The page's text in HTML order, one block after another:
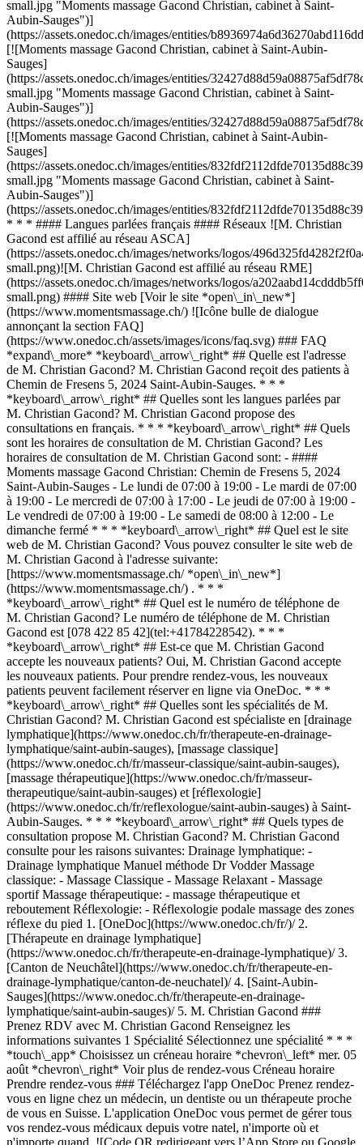
small.jpg "Moments massage Gacond Christian, cabinet à Saint-
Aubin-Sauges")]
(https://assets.onedoc.ch/images/entities/
[![Moments massage Gacond Christian, cabinet à Saint-Aubin-
Sauges]
(https://assets.onedoc.ch/images/entities/
small.jpg "Moments massage Gacond Christian, cabinet à Saint-
Aubin-Sauges")]
(https://assets.onedoc.ch/images/entities/
[![Moments massage Gacond Christian, cabinet à Saint-Aubin-
Sauges]
(https://assets.onedoc.ch/images/entities/
small.jpg "Moments massage Gacond Christian, cabinet à Saint-
Aubin-Sauges")]
(https://assets.onedoc.ch/images/entities/
* * * #### Langues parlées français #### Réseaux ![M. Christian
Gacond est affilié au réseau ASCA]
(https://assets.onedoc.ch/images/networks/logos/
small.png)![M. Christian Gacond est affilié au réseau RME]
(https://assets.onedoc.ch/images/networks/logos/
small.png) #### Site web [Voir le site *open\_in\_new*]
(https://www.momentsmassage.ch/) ![Icône bulle de dialogue
annonçant la section FAQ]
(https://www.onedoc.ch/assets/images/icons/faq.svg) ### FAQ
*expand\_more* *keyboard\_arrow\_right* ## Quelle est l'adresse
de M. Christian Gacond? M. Christian Gacond reçoit des patients à
Chemin de Fresens 5, 2024 Saint-Aubin-Sauges. * * *
*keyboard\_arrow\_right* ## Quelles sont les langues parlées par
M. Christian Gacond? M. Christian Gacond propose des
consultations en français. * * * *keyboard\_arrow\_right* ## Quels
sont les horaires de consultation de M. Christian Gacond? Les
horaires de consultation de M. Christian Gacond sont: - ####
Moments massage Gacond Christian: Chemin de Fresens 5, 2024
Saint-Aubin-Sauges - Le lundi de 07:00 à 19:00 - Le mardi de 07:00
à 19:00 - Le mercredi de 07:00 à 17:00 - Le jeudi de 07:00 à 19:00 -
Le vendredi de 07:00 à 19:00 - Le samedi de 08:00 à 12:00 - Le
dimanche fermé * * * *keyboard\_arrow\_right* ## Quel est le site
web de M. Christian Gacond? Vous pouvez consulter le site web de
M. Christian Gacond à l'adresse suivante:
[https://www.momentsmassage.ch/ *open\_in\_new*]
(https://www.momentsmassage.ch/) . * * *
*keyboard\_arrow\_right* ## Quel est le numéro de téléphone de
M. Christian Gacond? Le numéro de téléphone de M. Christian
Gacond est [078 422 85 42](tel:+41784228542). * * *
*keyboard\_arrow\_right* ## Est-ce que M. Christian Gacond
accepte les nouveaux patients? Oui, M. Christian Gacond accepte
les nouveaux patients. Pour prendre rendez-vous, les nouveaux
patients peuvent facilement réserver en ligne via OneDoc. * * *
*keyboard\_arrow\_right* ## Quelles sont les spécialités de M.
Christian Gacond? M. Christian Gacond est spécialiste en [drainage
lymphatique](https://www.onedoc.ch/fr/therapeute-en-drainage-
lymphatique/saint-aubin-sauges), [massage classique]
(https://www.onedoc.ch/fr/masseur-classique/saint-aubin-sauges),
[massage thérapeutique](https://www.onedoc.ch/fr/masseur-
therapeutique/saint-aubin-sauges) et [réflexologie]
(https://www.onedoc.ch/fr/reflexologue/saint-aubin-sauges) à Saint-
Aubin-Sauges. * * * *keyboard\_arrow\_right* ## Quels types de
consultation propose M. Christian Gacond? M. Christian Gacond
consulte pour les raisons suivantes: Drainage lymphatique: -
Drainage lymphatique Manuel méthode Dr Vodder Massage
classique: - Massage Classique - Massage Relaxant - Massage
sportif Massage thérapeutique: - massage thérapeutique et
reboutement Réflexologie: - Réflexologie podale massage des zones
réflexe du pied 1. [OneDoc](https://www.onedoc.ch/fr/)/ 2. [Thérapeute en drainage lymphatique](https://www.onedoc.ch/fr/therapeute-en-drainage-lymphatique)/ 3. [Canton de Neuchâtel](https://www.onedoc.ch/fr/therapeute-en-drainage-lymphatique/canton-de-neuchatel)/ 4. [Saint-Aubin-Sauges](https://www.onedoc.ch/fr/therapeute-en-drainage-lymphatique/saint-aubin-sauges)/ 5. M. Christian Gacond ### Prenez RDV avec M. Christian Gacond Renseignez les informations suivantes 1 Spécialité Sélectionnez une spécialité * * * *touch\_app* Choisissez un créneau horaire *chevron\_left* mer. 05 août *chevron\_right* Voir plus de rendez-vous Créneau horaire Prendre rendez-vous ### Téléchargez l'app OneDoc Prenez rendez-vous en ligne chez un médecin, un dentiste ou un thérapeute proche de vous en Suisse. L'application OneDoc vous permet de gérer tous vos rendez-vous médicaux depuis votre natel, n'importe où et n'importe quand. ![Code QR redirigeant vers l’App Store ou Google Play pour télécharger l’app OneDoc Patients](https://www.onedoc.ch/assets/images/download-app-qr.jpeg) Scannez le QR code pour télécharger l’application [![Téléchargez notre application sur l'App Store!](https://www.onedoc.ch/assets/images/app-store-badge-fr.svg)](https://apps.apple.com/ch/app/onedoc/id1592376413?l=fr)[![Téléchargez notre application sur le Google Play Store!](https://www.onedoc.ch/assets/images/google-play-badge-fr.png)](https://play.google.com/store/apps/details?id=ch.onedoc.patient&hl=fr-CH) *keyboard\_arrow\_right* ## Spécialités associées [Thérapeute en drainage lymphatique à Lausanne](https://www.onedoc.ch/fr/therapeute-en-drainage-lymphatique/lausanne)[Thérapeute en drainage lymphatique à Vevey](https://www.onedoc.ch/fr/therapeute-en-drainage-lymphatique/vevey)[Thérapeute en drainage lymphatique à Bulle](https://www.onedoc.ch/fr/therapeute-en-drainage-lymphatique/bulle)[Thérapeute en drainage lymphatique à Fribourg](https://www.onedoc.ch/fr/therapeute-en-drainage-lymphatique/fribourg)[Thérapeute en drainage lymphatique à Neuchâtel](https://www.onedoc.ch/fr/therapeute-en-drainage-lymphatique/neuchatel)[Thérapeute en drainage lymphatique à Morges](https://www.onedoc.ch/fr/therapeute-en-drainage-lymphatique/morges)[Thérapeute en drainage lymphatique à Châtel-Saint-Denis](https://www.onedoc.ch/fr/therapeute-en-drainage-lymphatique/chatel-saint-denis)[Thérapeute en drainage lymphatique à La Tour-de-Peilz](https://www.onedoc.ch/fr/therapeute-en-drainage-lymphatique/la-tour-de-peilz)[Thérapeute en drainage lymphatique à Lutry](https://www.onedoc.ch/fr/therapeute-en-drainage-lymphatique/lutry)[Thérapeute en drainage lymphatique à Yverdon-les-Bains](https://www.onedoc.ch/fr/therapeute-en-drainage-lymphatique/yverdon-les-bains)[Thérapeute en drainage lymphatique à Bienne](https://www.onedoc.ch/fr/therapeute-en-drainage-lymphatique/bienne)[Thérapeute en drainage lymphatique à Estavayer](https://www.onedoc.ch/fr/therapeute-en-drainage-lymphatique/estavayer)[Thérapeute en drainage lymphatique à Epalinges](https://www.onedoc.ch/fr/therapeute-en-drainage-lymphatique/epalinges)[Thérapeute en drainage lymphatique à Crissier](https://www.onedoc.ch/fr/therapeute-en-drainage-lymphatique/crissier)[Thérapeute en drainage lymphatique à Bussigny](https://www.onedoc.ch/fr/therapeute-en-drainage-lymphatique/bussigny)[Thérapeute en drainage lymphatique à La Grande Béroche](https://www.onedoc.ch/fr/therapeute-en-drainage-lymphatique/la-grande-beroche)[Thérapeute en drainage lymphatique à Blonay - Saint-Légier](https://www.onedoc.ch/fr/therapeute-en-drainage-lymphatique/blonay-saint-legier)[Thérapeute en drainage lymphatique à Orbe](https://www.onedoc.ch/fr/therapeute-en-drainage-lymphatique/orbe)[Thérapeute en drainage lymphatique à La Chaux-de-Fonds](https://www.onedoc.ch/fr/therapeute-en-drainage-lymphatique/la-chaux-de-fonds)[Thérapeute en drainage lymphatique à Farvagny](https://www.onedoc.ch/fr/therapeute-en-drainage-lymphatique/farvagny)[Thérapeute en drainage lymphatique à Echallens](https://www.onedoc.ch/fr/therapeute-en-drainage-lymphatique/echallens) *keyboard\_arrow\_right* ## Recherches fréquentes [Physiothérapeute à Lausanne](https://www.onedoc.ch/fr/physiotherapeute/lausanne)[Psychologue à Lausanne](https://www.onedoc.ch/fr/psychologue/lausanne)[Ostéopathe à Lausanne](https://www.onedoc.ch/fr/osteopathe/lausanne)[Masseur classique à Lausanne](https://www.onedoc.ch/fr/masseur-classique/lausanne)[Médecin généraliste à Lausanne](https://www.onedoc.ch/fr/medecin-generaliste/lausanne)[Thérapeute en drainage lymphatique à Lausanne](https://www.onedoc.ch/fr/therapeute-en-drainage-lymphatique/lausanne)[Réflexologue à Lausanne](https://www.onedoc.ch/fr/reflexologue/lausanne)[Médecin-dentiste à Lausanne](https://www.onedoc.ch/fr/medecin-dentiste/lausanne)[Ophtalmologue à Lausanne](https://www.onedoc.ch/fr/ophtalmologue/lausanne)[Acupuncteur à Lausanne](https://www.onedoc.ch/fr/acupuncteur/lausanne)[Masseur thérapeutique à Lausanne](https://www.onedoc.ch/fr/masseur-therapeutique/lausanne)[Thérapeute en hypnose à Lausanne](https://www.onedoc.ch/fr/therapeute-en-hypnose/lausanne)[Thérapeute en nutrition MCO à Lausanne](https://www.onedoc.ch/fr/therapeute-en-nutrition-mco/lausanne)[Ostéopathe à Fribourg](https://www.onedoc.ch/fr/osteopathe/fribourg)[Naturopathe MCO/TEN à Lausanne](https://www.onedoc.ch/fr/naturopathe-mco-ten/lausanne)[Gynécologue obstétricien à Lausanne](https://www.onedoc.ch/fr/gynecologue-obstetricien/lausanne)[Physiothérapeute du sport à Lausanne](https://www.onedoc.ch/fr/physiotherapeute-du-sport/lausanne)[Médecin généraliste à Neuchâtel](https://www.onedoc.ch/fr/medecin-generaliste/neuchatel)[Psychothérapeute à Lausanne](https://www.onedoc.ch/fr/psychotherapeute/lausanne)[Ostéopathe à Vevey](https://www.onedoc.ch/fr/osteopathe/vevey)[Hygiéniste dentaire à Lausanne](https://www.onedoc.ch/fr/hygieniste-dentaire/lausanne) *keyboard\_arrow\_right* ## Annuaire des professionnels de santé suisses [Liste des praticiens](https://www.onedoc.ch/fr/annuaire) [A](https://www.onedoc.ch/fr/annuaire/A) [B](https://www.onedoc.ch/fr/annuaire/B) [C](https://www.onedoc.ch/fr/annuaire/C) [D](https://www.onedoc.ch/fr/annuaire/D) [E](https://www.onedoc.ch/fr/annuaire/E) [F](https://www.onedoc.ch/fr/annuaire/F) [G](https://www.onedoc.ch/fr/annuaire/G) [H](https://www.onedoc.ch/fr/annuaire/H) [I](https://www.onedoc.ch/fr/annuaire/I) [J](https://www.onedoc.ch/fr/annuaire/J) [K](https://www.onedoc.ch/fr/annuaire/K) [L](https://www.onedoc.ch/fr/annuaire/L) [M](https://www.onedoc.ch/fr/annuaire/M) [N](https://www.onedoc.ch/fr/annuaire/N) [O](https://www.onedoc.ch/fr/annuaire/O) [P](https://www.onedoc.ch/fr/annuaire/P) [Q](https://www.onedoc.ch/fr/annuaire/Q) [R](https://www.onedoc.ch/fr/annuaire/R) [S](https://www.onedoc.ch/fr/annuaire/S) [T](https://www.onedoc.ch/fr/annuaire/T) [U](https://www.onedoc.ch/fr/annuaire/U) [V](https://www.onedoc.ch/fr/annuaire/V) [W](https://www.onedoc.ch/fr/annuaire/W) [X](https://www.onedoc.ch/fr/annuaire/X) [Y](https://www.onedoc.ch/fr/annuaire/Y) [Z](https://www.onedoc.ch/fr/annuaire/Z) ## OneDoc [Pour les professionnels de santé](https://info.onedoc.ch/fr/) [À propos de nous](https://info.onedoc.ch/fr/raison-d-etre/) [Presse](https://info.onedoc.ch/fr/presse/) [Carrières](https://career.onedoc.ch/fr) [Centre de confidentialité](https://privacy.onedoc.ch/fr/) [Gestion des cookies](javascript:Didomi.preferences.show%28%29) [Centre d'aide](https://help.onedoc.ch/fr/) ## Langues [Deutsch](https://www.onedoc.ch/de/manuelle-lymphdrainage-therapeut/saint-aubin-sauges/pcf8a/christian-gacond) [Français](https://www.onedoc.ch/fr/therapeute-en-drainage-lymphatique/saint-aubin-sauges/pcf8a/christian-gacond) [Italiano](https://www.onedoc.ch/it/terapista-in-linfodrenaggio-manuale/saint-aubin-sauges/pcf8a/christian-gacond) [English](https://www.onedoc.ch/en/manual-lymphatic-drainage-therapist/saint-aubin-sauges/pcf8a/christian-gacond) ## Spécialités associées [Thérapeute en drainage lymphatique à Lausanne](https://www.onedoc.ch/fr/therapeute-en-drainage-lymphatique/lausanne) [Thérapeute en drainage lymphatique à Vevey](https://www.onedoc.ch/fr/therapeute-en-drainage-lymphatique/vevey) [Thérapeute en drainage lymphatique à Bulle](https://www.onedoc.ch/fr/therapeute-en-drainage-lymphatique/bulle) [Thérapeute en drainage lymphatique à Fribourg](https://www.onedoc.ch/fr/therapeute-en-drainage-lymphatique/fribourg) [Thérapeute en drainage lymphatique à Neuchâtel](https://www.onedoc.ch/fr/therapeute-en-drainage-lymphatique/neuchatel) [Thérapeute en drainage lymphatique à Morges](https://www.onedoc.ch/fr/therapeute-en-drainage-lymphatique/morges) [Thérapeute en drainage lymphatique à Châtel-Saint-Denis](https://www.onedoc.ch/fr/therapeute-en-drainage-lymphatique/chatel-saint-denis) [Thérapeute en drainage lymphatique à La Tour-de-Peilz](https://www.onedoc.ch/fr/therapeute-en-drainage-lymphatique/la-tour-de-peilz) [Thérapeute en drainage lymphatique à Lutry](https://www.onedoc.ch/fr/therapeute-en-drainage-lymphatique/lutry) [Thérapeute en drainage lymphatique à Yverdon-les-Bains](https://www.onedoc.ch/fr/therapeute-en-drainage-lymphatique/yverdon-les-bains) [Thérapeute en drainage lymphatique à Bienne](https://www.onedoc.ch/fr/therapeute-en-drainage-lymphatique/bienne) [Thérapeute en drainage lymphatique à Estavayer](https://www.onedoc.ch/fr/therapeute-en-drainage-lymphatique/estavayer) [Thérapeute en drainage lymphatique à Epalinges](https://www.onedoc.ch/fr/therapeute-en-drainage-lymphatique/epalinges) [Thérapeute en drainage lymphatique à Crissier](https://www.onedoc.ch/fr/therapeute-en-drainage-lymphatique/crissier) [Thérapeute en drainage lymphatique à Bussigny](https://www.onedoc.ch/fr/therapeute-en-drainage-lymphatique/bussigny) [Thérapeute en drainage lymphatique à La Grande Béroche](https://www.onedoc.ch/fr/therapeute-en-drainage-lymphatique/la-grande-beroche) [Thérapeute en